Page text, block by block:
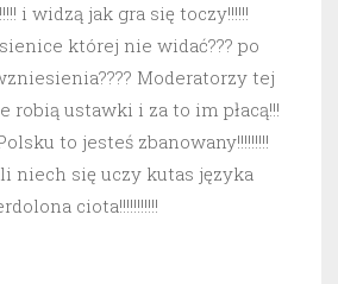
i widzą jak gra się toczy!!!!!!
której nie widać??? po
Moderatorzy tej
robią ustawki i za to im płacą!!!
to jesteś zbanowany!!!!!!!!!
niech się uczy kutas języka
ciota!!!!!!!!!!!